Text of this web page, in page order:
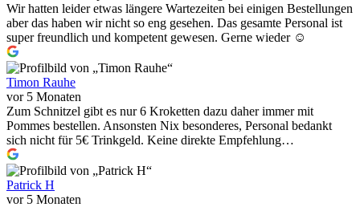
Wir hatten leider etwas längere Wartezeiten bei einigen Bestellungen
aber das haben wir nicht so eng gesehen. Das gesamte Personal ist
super freundlich und kompetent gewesen. Gerne wieder ☺️
Timon Rauhe
vor 5 Monaten
Zum Schnitzel gibt es nur 6 Kroketten dazu daher immer mit
Pommes bestellen. Ansonsten Nix besonderes, Personal bedankt
sich nicht für 5€ Trinkgeld. Keine direkte Empfehlung…
Patrick H
vor 5 Monaten